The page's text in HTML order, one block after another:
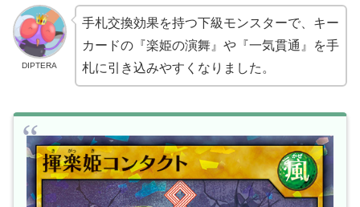
DIPTERA
手札交換効果を持つ下級モンスターで、キー
カードの『楽姫の演舞』や『一気貫通』を手
札に引き込みやすくなりました。